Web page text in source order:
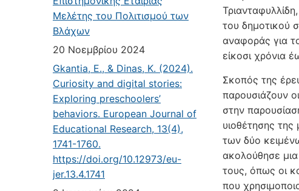
Μελέτης του Πολιτισμού των
Βλάχων
20 Νοεμβρίου 2024
Gkantia, E., & Dinas, K. (2024).
Curiosity and digital stories:
Exploring preschoolers’
behaviors. European Journal of
Educational Research, 13(4),
1741-1760.
https://doi.org/10.12973/eu-
jer.13.4.1741
του δημοτικού
αναφοράς για
είκοσι χρόνια
Σκοπός της
παρουσιάζουν
στην
υιοθέτησης
των δύο
ακολούθησε
τους, όπως οι
που